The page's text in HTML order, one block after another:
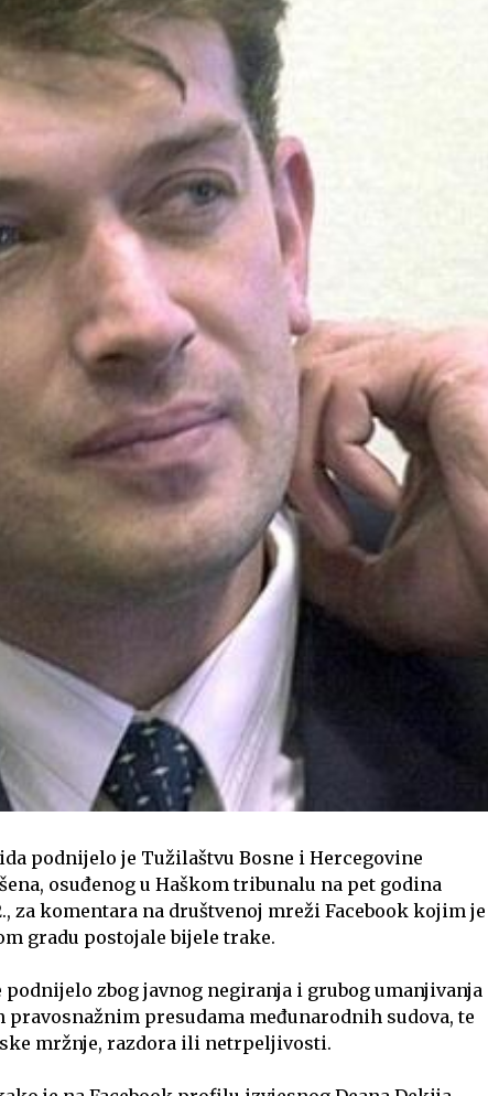
podnijelo je Tužilaštvu Bosne i Hercegovine
osuđenog u Haškom tribunalu na pet godina
za komentara na društvenoj mreži Facebook kojim je
gradu postojale bijele trake.
zbog javnog negiranja i grubog umanjivanja
presudama međunarodnih sudova, te
mržnje, razdora ili netrpeljivosti.